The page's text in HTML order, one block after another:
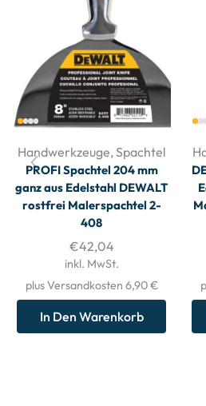
Handwerkzeuge, Spachtel
PROFI Spachtel 204 mm
ganz aus Edelstahl DEWALT
rostfrei Malerspachtel 2-
408
€42,04
inkl. MwSt.
plus Versandkosten 6,90 €
In Den Warenkorb